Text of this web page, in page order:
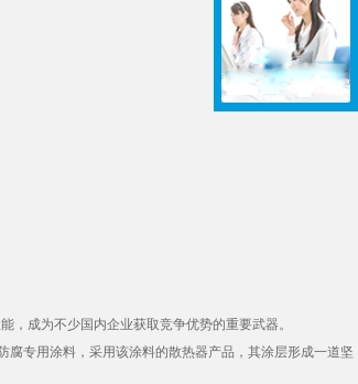
成为不少国内企业获取竞争优势的重要武器。
专用涂料，采用该涂料的散热器产品，其涂层形成一道坚